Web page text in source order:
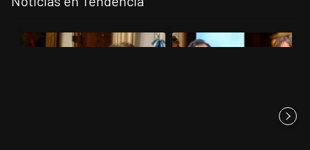
Un artículo de tendencia con el título "Encuesta: Patricia Bullrich
Un artículo de tendencia con el